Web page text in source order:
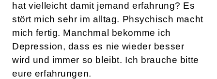
hat vielleicht damit jemand erfahrung? Es
stört mich sehr im alltag. Phsychisch macht
mich fertig. Manchmal bekomme ich
Depression, dass es nie wieder besser
wird und immer so bleibt. Ich brauche bitte
eure erfahrungen.